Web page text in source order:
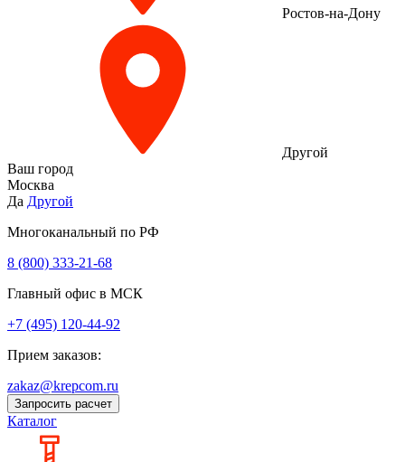
Ростов-на-Дону
Другой
Ваш город
Москва
Да Другой
Многоканальный по РФ
8 (800) 333‑21-68
Главный офис в МСК
+7 (495) 120-44-92
Прием заказов:
zakaz@krepcom.ru
Запросить расчет
Каталог